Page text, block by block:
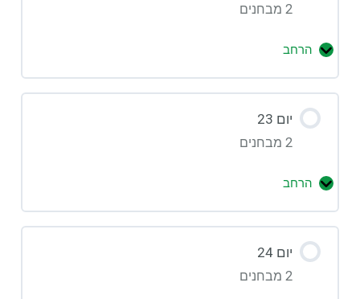
2 מבחנים
הרחב
יום 23
2 מבחנים
הרחב
יום 24
2 מבחנים